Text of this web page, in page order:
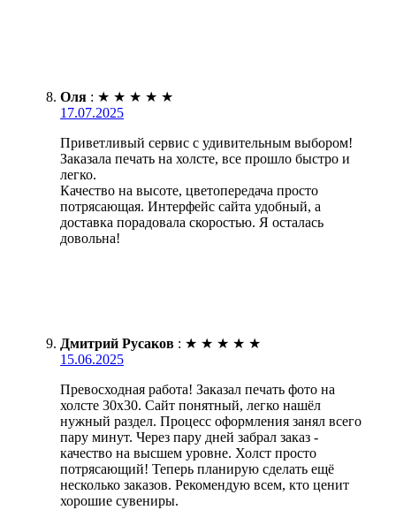
Оля : ★ ★ ★ ★ ★
17.07.2025
Приветливый сервис с удивительным выбором!
Заказала печать на холсте, все прошло быстро и
легко.
Качество на высоте, цветопередача просто
потрясающая. Интерфейс сайта удобный, а
доставка порадовала скоростью. Я осталась
довольна!
Дмитрий Русаков : ★ ★ ★ ★ ★
15.06.2025
Превосходная работа! Заказал печать фото на
холсте 30х30. Сайт понятный, легко нашёл
нужный раздел. Процесс оформления занял всего
пару минут. Через пару дней забрал заказ -
качество на высшем уровне. Холст просто
потрясающий! Теперь планирую сделать ещё
несколько заказов. Рекомендую всем, кто ценит
хорошие сувениры.